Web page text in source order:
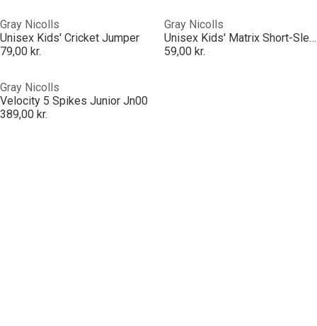
Gray Nicolls
Unisex Kids' Cricket Jumper
79,00 kr.
Gray Nicolls
Unisex Kids' Matrix Short-Sleeve Performance T-Shirt
59,00 kr.
Gray Nicolls
Velocity 5 Spikes Junior Jn00
389,00 kr.